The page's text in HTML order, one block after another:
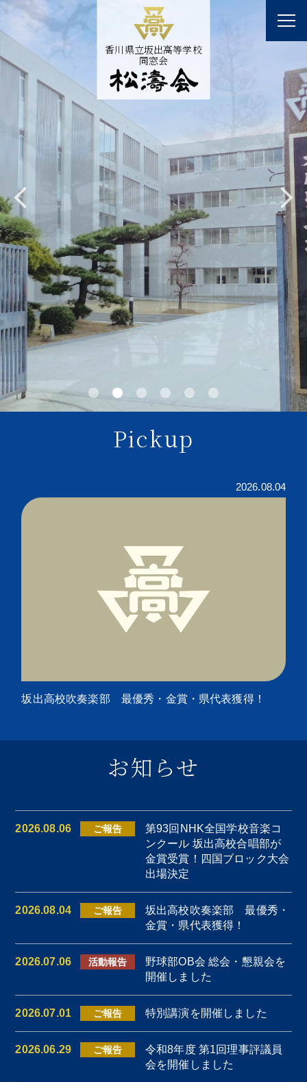
香川県立坂出高等学校
同窓会
トップ
同窓会概要
お知らせ
お問い合わせ
Pickup
2026.08.04
坂出高校吹奏楽部 最優秀・金賞・県代表獲得！
お知らせ
2026.08.06 ご報告
第93回NHK全国学校音楽コ
ンクール 坂出高校合唱部が
金賞受賞！四国ブロック大会
出場決定
2026.08.04 ご報告
坂出高校吹奏楽部 最優秀・
金賞・県代表獲得！
2026.07.06 活動報告
野球部OB会 総会・懇親会を
開催しました
2026.07.01 ご報告 特別講演を開催しました
2026.06.29 ご報告
令和8年度 第1回理事評議員
会を開催しました